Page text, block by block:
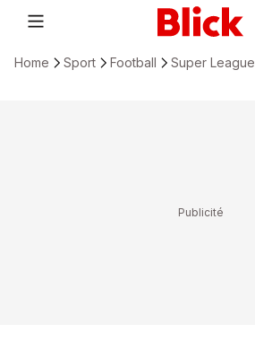
Home Sport Football Super League